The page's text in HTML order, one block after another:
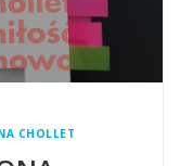
CHOLLET